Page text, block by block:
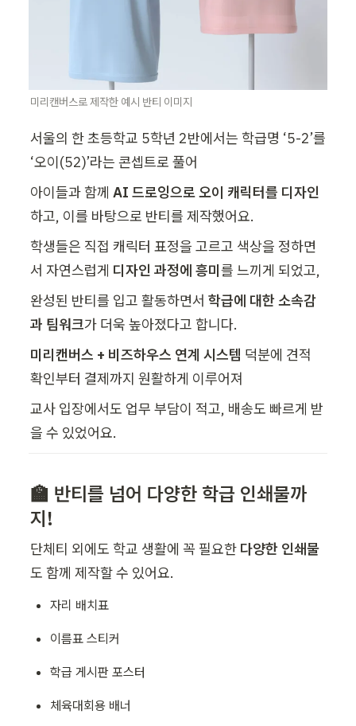
미리캔버스로 제작한 예시 반티 이미지
서울의 한 초등학교 5학년 2반에서는 학급명 ‘5-2’를
‘오이(52)’라는 콘셉트로 풀어
아이들과 함께 AI 드로잉으로 오이 캐릭터를 디자인
하고, 이를 바탕으로 반티를 제작했어요.
학생들은 직접 캐릭터 표정을 고르고 색상을 정하면
서 자연스럽게 디자인 과정에 흥미를 느끼게 되었고,
완성된 반티를 입고 활동하면서 학급에 대한 소속감
과 팀워크가 더욱 높아졌다고 합니다.
미리캔버스 + 비즈하우스 연계 시스템 덕분에 견적
확인부터 결제까지 원활하게 이루어져
교사 입장에서도 업무 부담이 적고, 배송도 빠르게 받
을 수 있었어요.
🏫 반티를 넘어 다양한 학급 인쇄물까
지!
단체티 외에도 학교 생활에 꼭 필요한 다양한 인쇄물
도 함께 제작할 수 있어요.
자리 배치표
이름표 스티커
학급 게시판 포스터
체육대회용 배너